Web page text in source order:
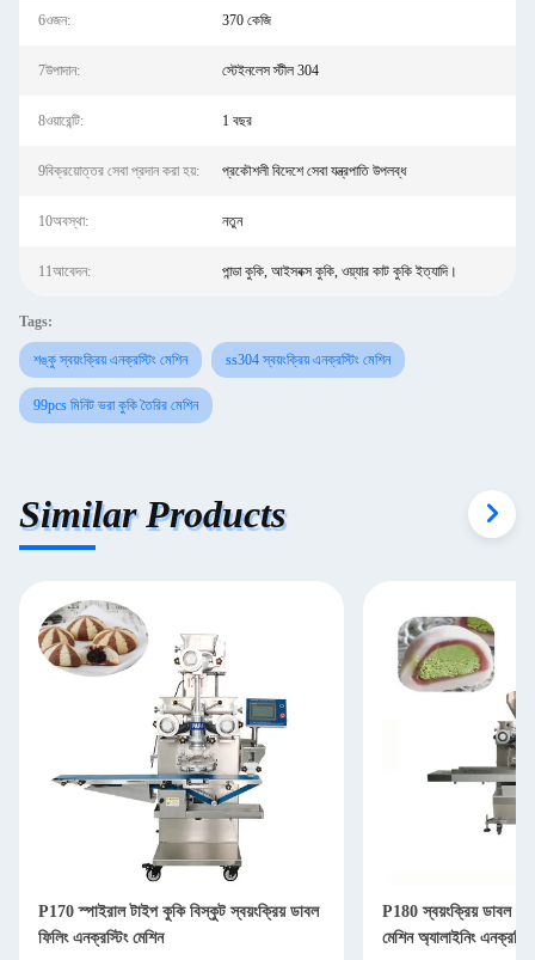
6ওজন: 370 কেজি
7উপাদান: স্টেইনলেস স্টীল 304
8ওয়ারেন্টি: 1 বছর
9বিক্রয়োত্তর সেবা প্রদান করা হয়: প্রকৌশলী বিদেশে সেবা যন্ত্রপাতি উপলব্ধ
10অবস্থা: নতুন
11আবেদন: পান্ডা কুকি, আইসবক্স কুকি, ওয়্যার কাট কুকি ইত্যাদি।
Tags:
শঙ্কু স্বয়ংক্রিয় এনক্রস্টিং মেশিন ss304 স্বয়ংক্রিয় এনক্রস্টিং মেশিন
99pcs মিনিট ভরা কুকি তৈরির মেশিন
Similar Products
P170 স্পাইরাল টাইপ কুকি বিস্কুট স্বয়ংক্রিয় ডাবল
ফিলিং এনক্রস্টিং মেশিন
P180 স্বয়ংক্রিয় ডাবল
মেশিন অ্যালাইনিং এনক্রস্টিং